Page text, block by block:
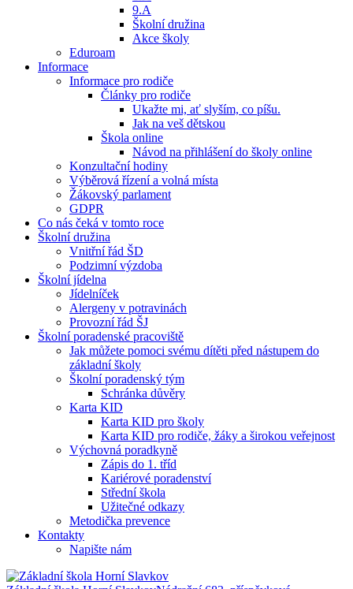
9.A
Školní družina
Akce školy
Eduroam
Informace
Informace pro rodiče
Články pro rodiče
Ukažte mi, ať slyším, co píšu.
Jak na veš dětskou
Škola online
Návod na přihlášení do školy online
Konzultační hodiny
Výběrová řízení a volná místa
Žákovský parlament
GDPR
Co nás čeká v tomto roce
Školní družina
Vnitřní řád ŠD
Podzimní výzdoba
Školní jídelna
Jídelníček
Alergeny v potravinách
Provozní řád ŠJ
Školní poradenské pracoviště
Jak můžete pomoci svému dítěti před nástupem do
základní školy
Školní poradenský tým
Schránka důvěry
Karta KID
Karta KID pro školy
Karta KID pro rodiče, žáky a širokou veřejnost
Výchovná poradkyně
Zápis do 1. tříd
Kariérové poradenství
Střední škola
Užitečné odkazy
Metodička prevence
Kontakty
Napište nám